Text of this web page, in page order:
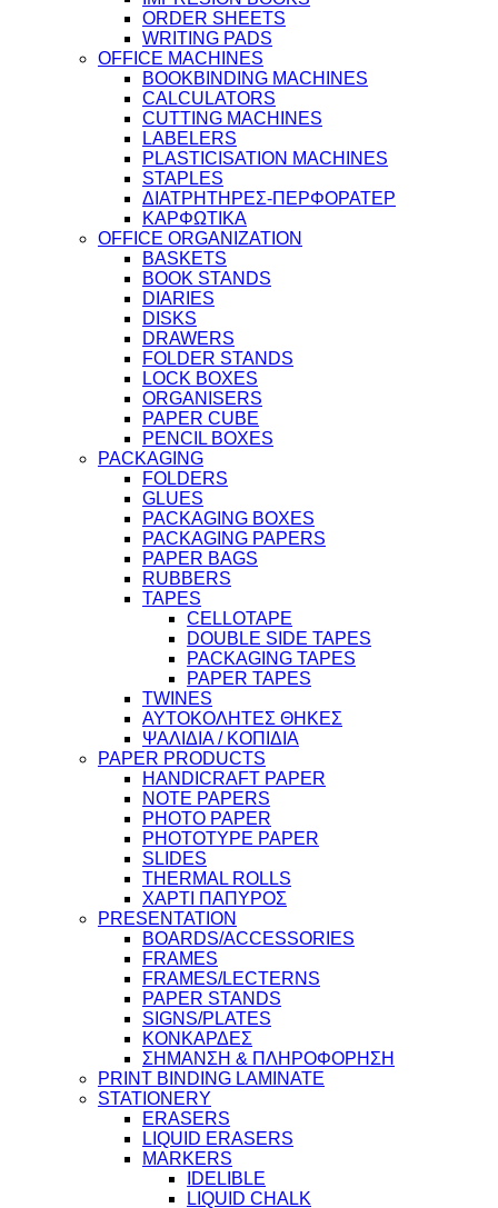
ORDER SHEETS
WRITING PADS
OFFICE MACHINES
BOOKBINDING MACHINES
CALCULATORS
CUTTING MACHINES
LABELERS
PLASTICISATION MACHINES
STAPLES
ΔΙΑΤΡΗΤΗΡΕΣ-ΠΕΡΦΟΡΑΤΕΡ
ΚΑΡΦΩΤΙΚΑ
OFFICE ORGANIZATION
BASKETS
BOOK STANDS
DIARIES
DISKS
DRAWERS
FOLDER STANDS
LOCK BOXES
ORGANISERS
PAPER CUBE
PENCIL BOXES
PACKAGING
FOLDERS
GLUES
PACKAGING BOXES
PACKAGING PAPERS
PAPER BAGS
RUBBERS
TAPES
CELLOTAPE
DOUBLE SIDE TAPES
PACKAGING TAPES
PAPER TAPES
TWINES
ΑΥΤΟΚΟΛΗΤΕΣ ΘΗΚΕΣ
ΨΑΛΙΔΙΑ / ΚΟΠΙΔΙΑ
PAPER PRODUCTS
HANDICRAFT PAPER
NOTE PAPERS
PHOTO PAPER
PHOTOTYPE PAPER
SLIDES
THERMAL ROLLS
ΧΑΡΤΙ ΠΑΠΥΡΟΣ
PRESENTATION
BOARDS/ACCESSORIES
FRAMES
FRAMES/LECTERNS
PAPER STANDS
SIGNS/PLATES
ΚΟΝΚΑΡΔΕΣ
ΣΗΜΑΝΣΗ & ΠΛΗΡΟΦΟΡΗΣΗ
PRINT BINDING LAMINATE
STATIONERY
ERASERS
LIQUID ERASERS
MARKERS
IDELIBLE
LIQUID CHALK